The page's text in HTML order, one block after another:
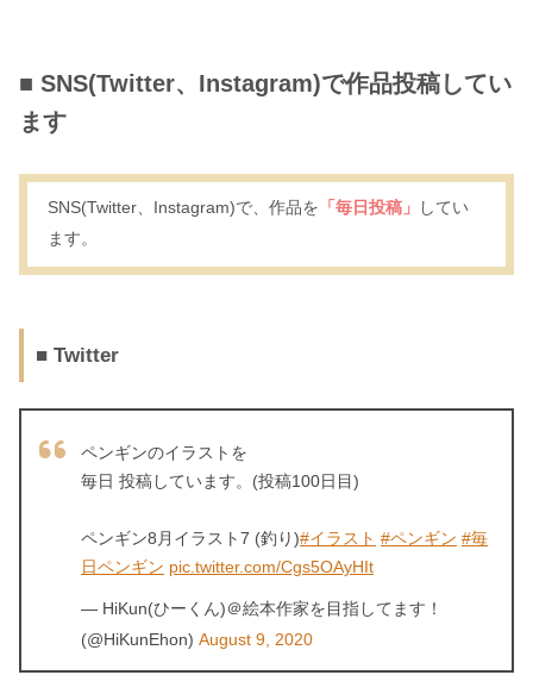
■ SNS(Twitter、Instagram)で作品投稿してい
ます
SNS(Twitter、Instagram)で、作品を 「毎日投稿」
してい
ます。
■ Twitter
ペンギンのイラストを
毎日 投稿しています。(投稿100日目)
ペンギン8月イラスト7 (釣り)#イラスト #ペンギン #毎
日ペンギン pic.twitter.com/Cgs5OAyHIt
— HiKun(ひーくん)＠絵本作家を目指してます！
(@HiKunEhon) August 9, 2020